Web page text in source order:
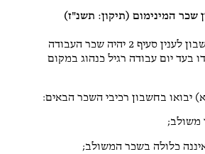
(א) השכר שיובא בחשבון לענין סעיף 2 יהיה שכר העבודה
בעד יום עבודה רגיל כנהוג במקום
יבואו בחשבון רכיבי השכר הבאים: